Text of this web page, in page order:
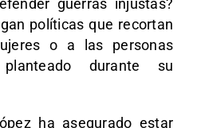
guerras injustas?
políticas que recortan
o a las personas
durante su
ha asegurado estar